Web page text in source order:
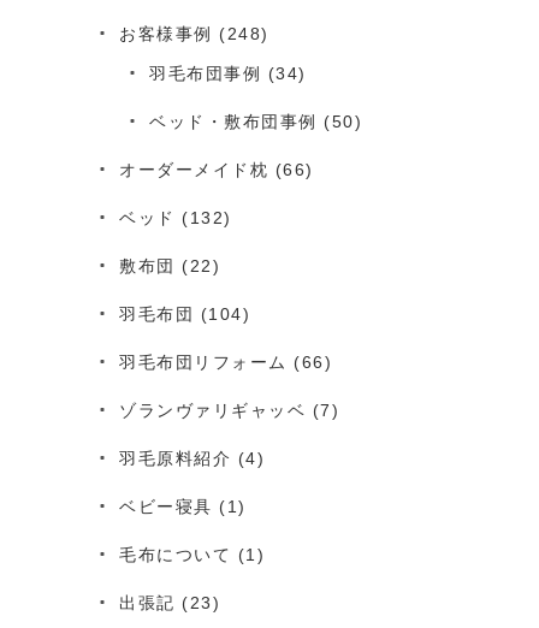
お客様事例 (248)
羽毛布団事例 (34)
ベッド・敷布団事例 (50)
オーダーメイド枕 (66)
ベッド (132)
敷布団 (22)
羽毛布団 (104)
羽毛布団リフォーム (66)
ゾランヴァリギャッベ (7)
羽毛原料紹介 (4)
ベビー寝具 (1)
毛布について (1)
出張記 (23)